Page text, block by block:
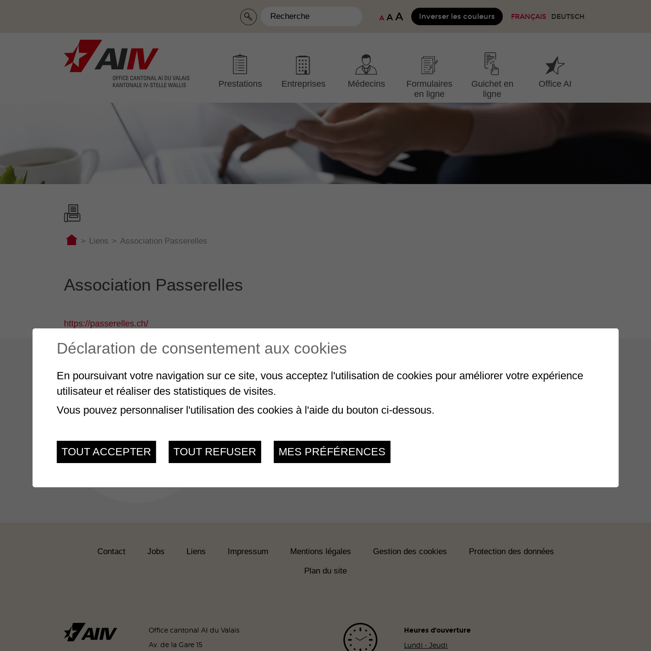
A A A Inverser les couleurs FRANÇAIS DEUTSCH
Prestations Entreprises Médecins
Formulaires
en ligne
Guichet en
ligne
Office AI
> Liens > Association Passerelles
Association Passerelles
https://passerelles.ch/
Découvrez notre
rapport annuel
Contact Jobs Liens Impressum Mentions légales Gestion des cookies Protection des données
Plan du site
Office cantonal AI du Valais
Av. de la Gare 15
Heures d’ouverture
Lundi - Jeudi
Déclaration de consentement aux cookies
En poursuivant votre navigation sur ce site, vous acceptez l'utilisation de cookies pour améliorer votre expérience
utilisateur et réaliser des statistiques de visites.
Vous pouvez personnaliser l'utilisation des cookies à l'aide du bouton ci-dessous.
TOUT ACCEPTER TOUT REFUSER MES PRÉFÉRENCES